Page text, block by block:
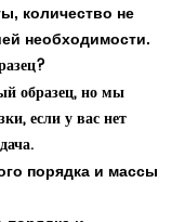
количество не
необходимости.
образец, но мы
если у вас нет
порядка и массы